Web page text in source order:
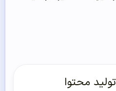
محتوا